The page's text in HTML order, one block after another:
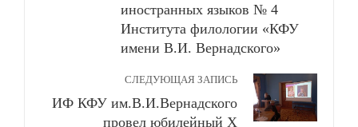
иностранных языков № 4
Института филологии «КФУ
имени В.И. Вернадского»
СЛЕДУЮЩАЯ ЗАПИСЬ
ИФ КФУ им.В.И.Вернадского
провел юбилейный Х